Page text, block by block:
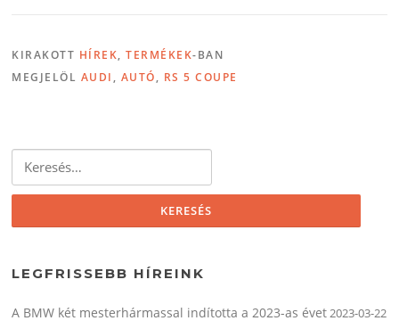
KIRAKOTT HÍREK,TERMÉKEK-BAN
MEGJELÖL AUDI , AUTÓ, RS 5 COUPE
Keresés:
LEGFRISSEBB HÍREINK
A BMW két mesterhármassal indította a 2023-as évet2023-03-22